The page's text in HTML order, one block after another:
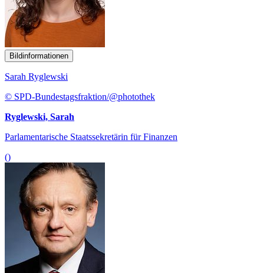
Bildinformationen
Sarah Ryglewski
© SPD-Bundestagsfraktion/@photothek
Ryglewski, Sarah
Parlamentarische Staatssekretärin für Finanzen
()